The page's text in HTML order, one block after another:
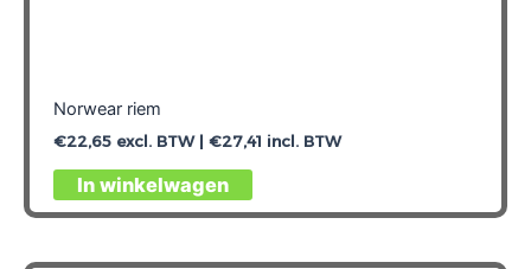
Norwear riem
€22,65excl. BTW | €27,41 incl. BTW
In winkelwagen
Dit
product
meerdere